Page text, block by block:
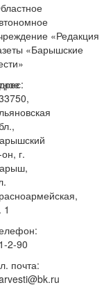
«Редакция
«Барышские
г.
1
2-90
почта: